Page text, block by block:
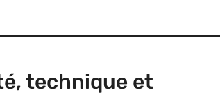
technique et